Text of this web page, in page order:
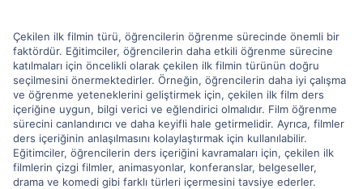
Çekilen ilk filmin türü, öğrencilerin öğrenme sürecinde önemli bir
faktördür. Eğitimciler, öğrencilerin daha etkili öğrenme sürecine
katılmaları için öncelikli olarak çekilen ilk filmin türünün doğru
seçilmesini önermektedirler. Örneğin, öğrencilerin daha iyi çalışma
ve öğrenme yeteneklerini geliştirmek için, çekilen ilk film ders
içeriğine uygun, bilgi verici ve eğlendirici olmalıdır. Film öğrenme
sürecini canlandırıcı ve daha keyifli hale getirmelidir. Ayrıca, filmler
ders içeriğinin anlaşılmasını kolaylaştırmak için kullanılabilir.
Eğitimciler, öğrencilerin ders içeriğini kavramaları için, çekilen ilk
filmlerin çizgi filmler, animasyonlar, konferanslar, belgeseller,
drama ve komedi gibi farklı türleri içermesini tavsiye ederler.